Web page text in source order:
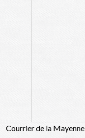
Courrier de la Mayenne